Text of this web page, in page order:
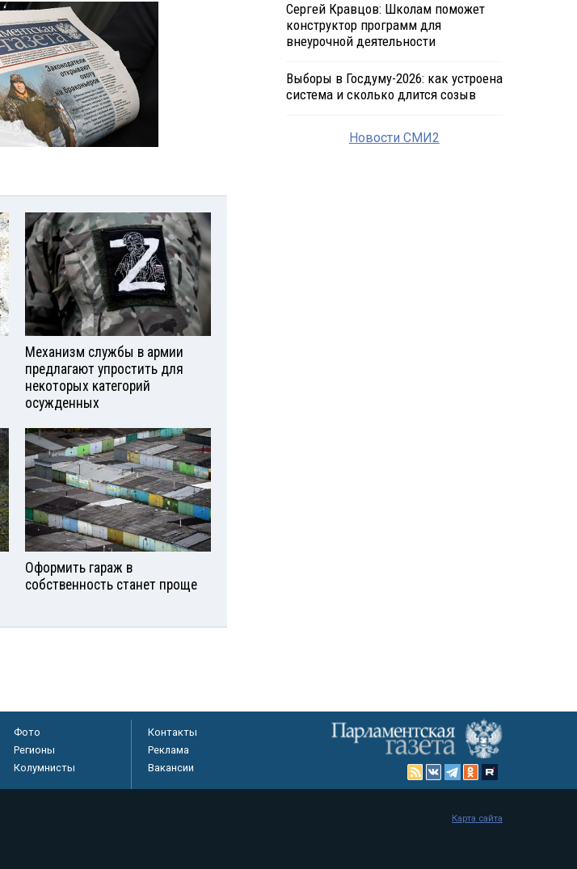
Механизм службы в армии
предлагают упростить для
некоторых категорий
осужденных
Оформить гараж в
собственность станет проще
Сергей Кравцов: Школам поможет
конструктор программ для
внеурочной деятельности
Выборы в Госдуму-2026: как устроена
система и сколько длится созыв
Новости СМИ2
Фото
Регионы
Колумнисты
Контакты
Реклама
Вакансии
Карта сайта